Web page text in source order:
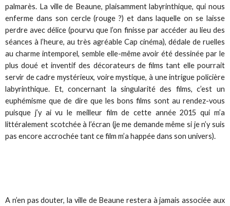
palmarès. La ville de Beaune, plaisamment labyrinthique, qui nous
enferme dans son cercle (rouge ?) et dans laquelle on se laisse
perdre avec délice (pourvu que l’on finisse par accéder au lieu des
séances à l’heure, au très agréable Cap cinéma), dédale de ruelles
au charme intemporel, semble elle-même avoir été dessinée par le
plus doué et inventif des décorateurs de films tant elle pourrait
servir de cadre mystérieux, voire mystique, à une intrigue policière
labyrinthique. Et, concernant la singularité des films, c’est un
euphémisme que de dire que les bons films sont au rendez-vous
puisque j’y ai vu le meilleur film de cette année 2015 qui m’a
littéralement scotchée à l’écran (je me demande même si je n’y suis
pas encore accrochée tant ce film m’a happée dans son univers).
A n’en pas douter, la ville de Beaune restera à jamais associée aux